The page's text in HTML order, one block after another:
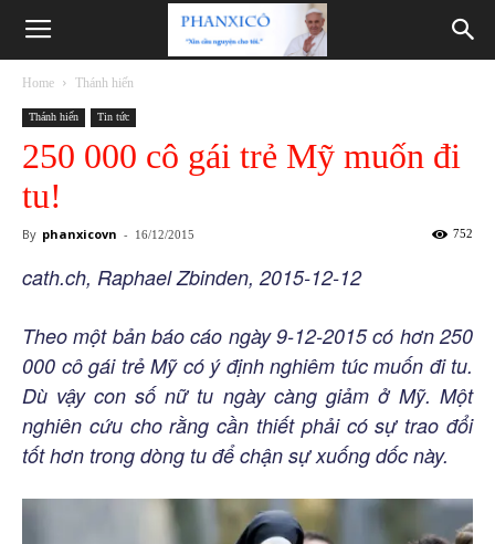
Phanxicô
Home Thánh hiến
Thánh hiến Tin tức
250 000 cô gái trẻ Mỹ muốn đi
tu!
By phanxicovn - 16/12/2015 752
cath.ch, Raphael Zbinden, 2015-12-12
Theo một bản báo cáo ngày 9-12-2015 có hơn 250
000 cô gái trẻ Mỹ có ý định nghiêm túc muốn đi tu.
Dù vậy con số nữ tu ngày càng giảm ở Mỹ. Một
nghiên cứu cho rằng cần thiết phải có sự trao đổi
tốt hơn trong dòng tu để chận sự xuống dốc này.